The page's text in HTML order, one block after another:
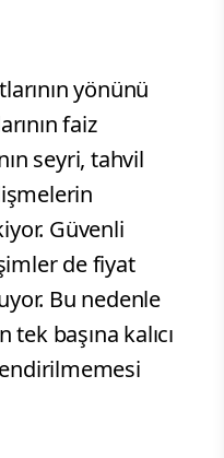
yönünü
faiz
seyri, tahvil
Güvenli
de fiyat
Bu nedenle
başına kalıcı